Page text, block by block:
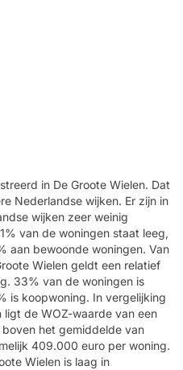
in De Groote Wielen. Dat
Nederlandse wijken. Er zijn in
wijken zeer weinig
van de woningen staat leeg,
aan bewoonde woningen. Van
Wielen geldt een relatief
33% van de woningen is
is koopwoning. In vergelijking
de WOZ-waarde van een
het gemiddelde van
409.000 euro per woning.
Wielen is laag in